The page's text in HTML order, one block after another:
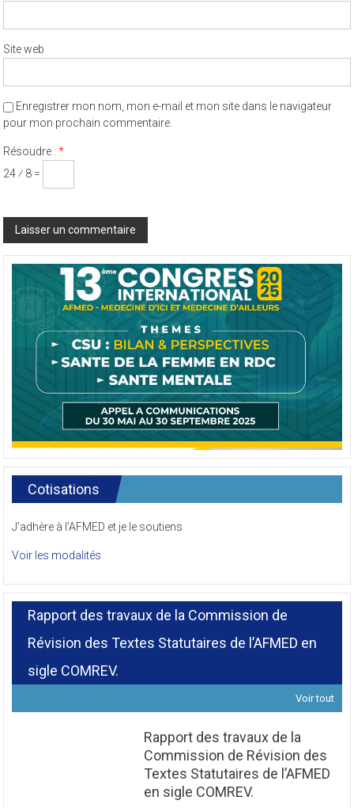
Site web
Enregistrer mon nom, mon e-mail et mon site dans le navigateur
pour mon prochain commentaire.
Résoudre :*
24 ⁄ 8 =
Cotisations
J’adhère à l’AFMED et je le soutiens
Voir les modalités
Rapport des travaux de la Commission de
Révision des Textes Statutaires de l’AFMED en
sigle COMREV.
Voir tout
Rapport des travaux de la
Commission de Révision des
Textes Statutaires de l’AFMED
en sigle COMREV.